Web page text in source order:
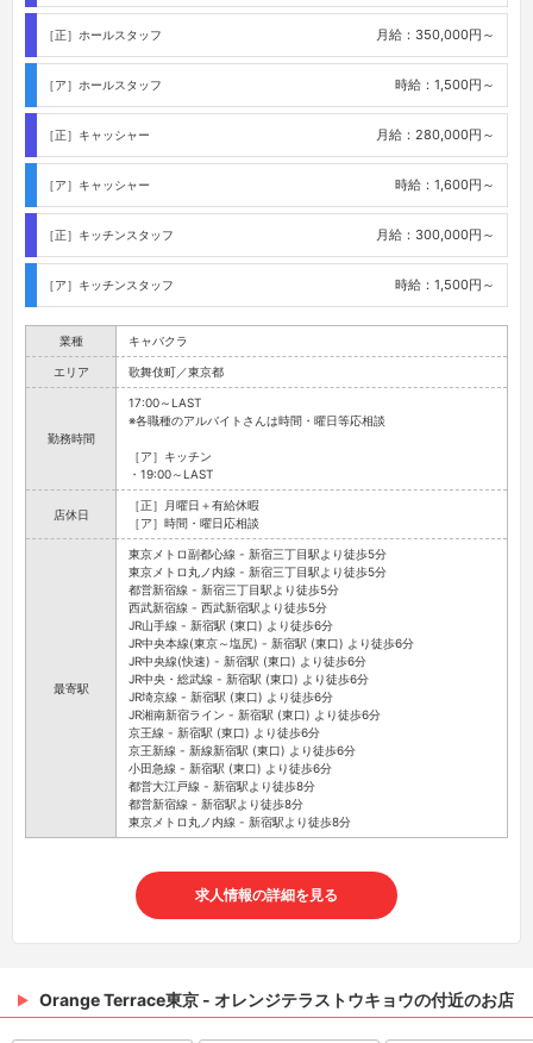
［正］ホールスタッフ 月給：350,000円～
［ア］ホールスタッフ 時給：1,500円～
［正］キャッシャー 月給：280,000円～
［ア］キャッシャー 時給：1,600円～
［正］キッチンスタッフ 月給：300,000円～
［ア］キッチンスタッフ 時給：1,500円～
業種 キャバクラ
エリア 歌舞伎町／東京都
勤務時間
17:00～LAST
※各職種のアルバイトさんは時間・曜日等応相談
［ア］キッチン
・19:00～LAST
店休日
［正］月曜日＋有給休暇
［ア］時間・曜日応相談
最寄駅
東京メトロ副都心線 - 新宿三丁目駅より徒歩5分
東京メトロ丸ノ内線 - 新宿三丁目駅より徒歩5分
都営新宿線 - 新宿三丁目駅より徒歩5分
西武新宿線 - 西武新宿駅より徒歩5分
JR山手線 - 新宿駅 (東口) より徒歩6分
JR中央本線(東京～塩尻) - 新宿駅 (東口) より徒歩6分
JR中央線(快速) - 新宿駅 (東口) より徒歩6分
JR中央・総武線 - 新宿駅 (東口) より徒歩6分
JR埼京線 - 新宿駅 (東口) より徒歩6分
JR湘南新宿ライン - 新宿駅 (東口) より徒歩6分
京王線 - 新宿駅 (東口) より徒歩6分
京王新線 - 新線新宿駅 (東口) より徒歩6分
小田急線 - 新宿駅 (東口) より徒歩6分
都営大江戸線 - 新宿駅より徒歩8分
都営新宿線 - 新宿駅より徒歩8分
東京メトロ丸ノ内線 - 新宿駅より徒歩8分
求人情報の詳細を見る
Orange Terrace東京 - オレンジテラストウキョウの付近のお店